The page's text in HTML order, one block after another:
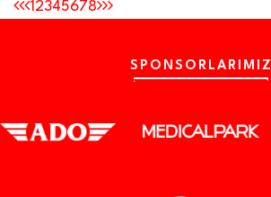
12345678
SPONSORLARIMIZ